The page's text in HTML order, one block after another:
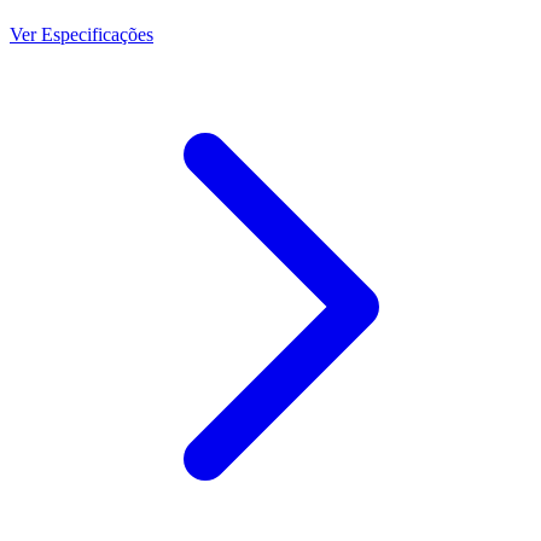
Ver Especificações